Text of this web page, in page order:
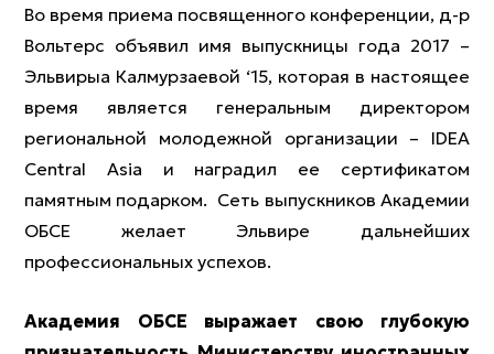
Во время приема посвященного конференции, д-р
Вольтерс объявил имя выпускницы года 2017 –
Эльвирыа Калмурзаевой ‘15, которая в настоящее
время является генеральным директором
региональной молодежной организации – IDEA
Central Asia и наградил ее сертификатом
памятным подарком. Сеть выпускников Академии
ОБСЕ желает Эльвире дальнейших
профессиональных успехов.
Академия ОБСЕ выражает свою глубокую